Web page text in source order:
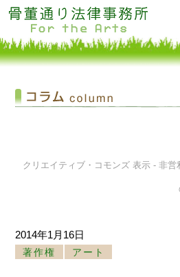
クリエイティブ・コモンズ 表示 - 非
2014年1月16日
著作権 アート